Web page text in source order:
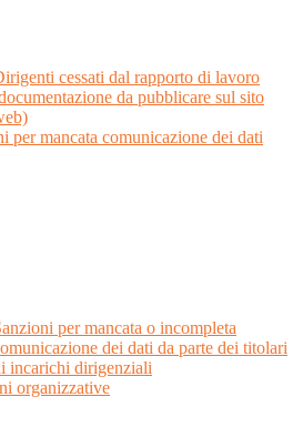
cessati dal rapporto di lavoro
da pubblicare sul sito
per mancata comunicazione dei dati
per mancata o incompleta
dei dati da parte dei titolari
incarichi dirigenziali
organizzative